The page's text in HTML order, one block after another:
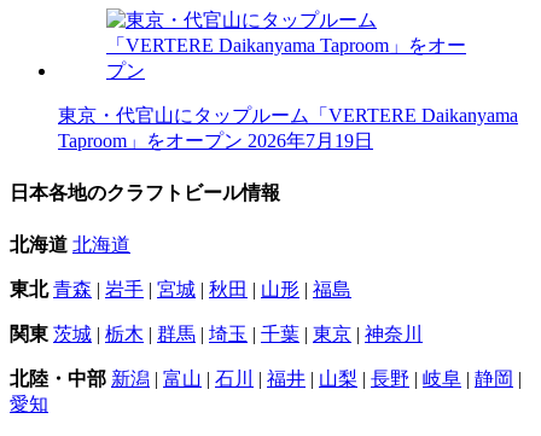
東京・代官山にタップルーム「VERTERE Daikanyama
Taproom」をオープン 2026年7月19日
日本各地のクラフトビール情報
北海道 北海道
東北 青森 | 岩手 | 宮城 | 秋田 | 山形 | 福島
関東 茨城 | 栃木 | 群馬 | 埼玉 | 千葉 | 東京 | 神奈川
北陸・中部 新潟 | 富山 | 石川 | 福井 | 山梨 | 長野 | 岐阜 | 静岡 |
愛知